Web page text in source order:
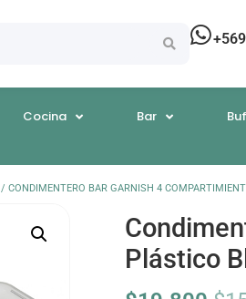
Cocina Bar
/ CONDIMENTERO BAR GARNISH 4
Plástico